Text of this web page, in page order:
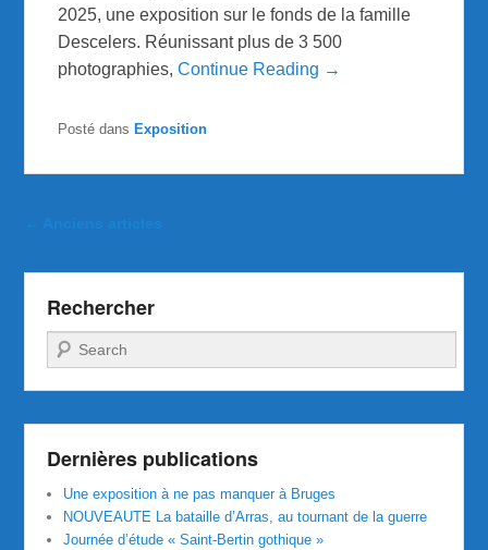
2025, une exposition sur le fonds de la famille
Descelers. Réunissant plus de 3 500
photographies,Continue Reading →
Posté dans Exposition
Rechercher
Recherche
Dernières publications
Une exposition à ne pas manquer à Bruges
NOUVEAUTE La bataille d’Arras, au tournant de la guerre
Journée d’étude « Saint-Bertin gothique »